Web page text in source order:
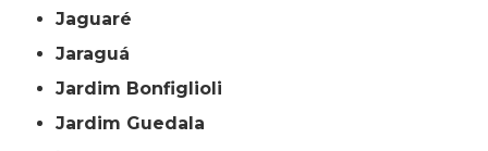
Jaguaré
Jaraguá
Jardim Bonfiglioli
Jardim Guedala